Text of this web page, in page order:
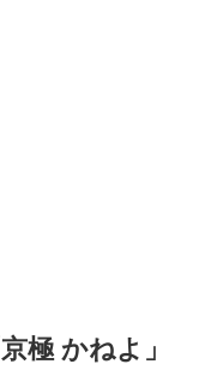
極 かねよ」